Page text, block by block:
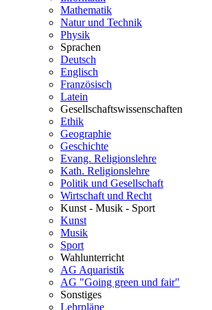
Mathematik
Natur und Technik
Physik
Sprachen
Deutsch
Englisch
Französisch
Latein
Gesellschaftswissenschaften
Ethik
Geographie
Geschichte
Evang. Religionslehre
Kath. Religionslehre
Politik und Gesellschaft
Wirtschaft und Recht
Kunst - Musik - Sport
Kunst
Musik
Sport
Wahlunterricht
AG Aquaristik
AG "Going green und fair"
Sonstiges
Lehrpläne